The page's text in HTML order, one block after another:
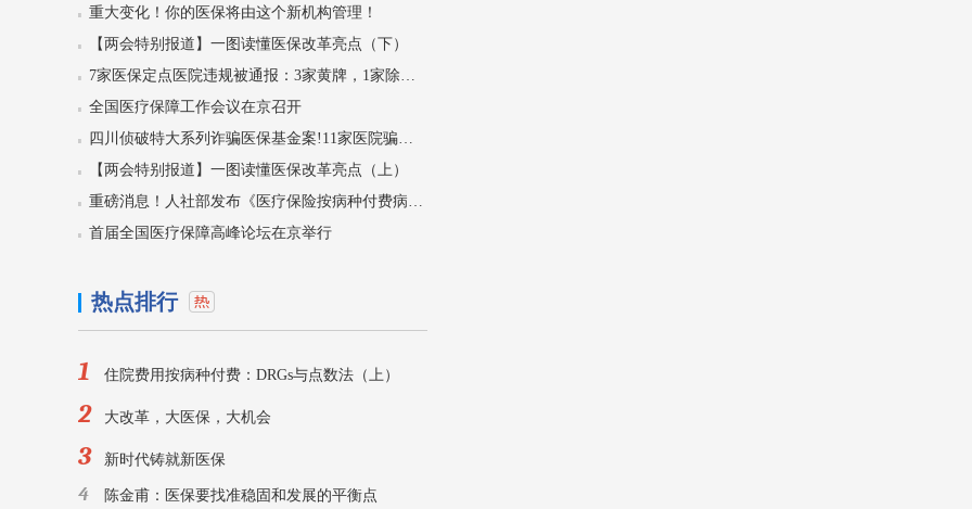
重大变化！你的医保将由这个新机构管理！
【两会特别报道】一图读懂医保改革亮点（下）
全国医疗保障工作会议在京召开
【两会特别报道】一图读懂医保改革亮点（上）
首届全国医疗保障高峰论坛在京举行
热点排行
1 住院费用按病种付费：DRGs与点数法（上）
2 大改革，大医保，大机会
3 新时代铸就新医保
4 陈金甫：医保要找准稳固和发展的平衡点